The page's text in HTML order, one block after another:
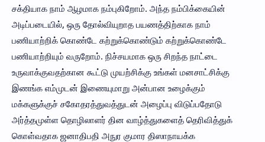
சக்தியாக நாம் ஆழமாக நம்புகிறோம். அந்த நம்பிக்கையின்
அடிப்படையில், ஒரு தோல்வியுறாத பயணத்திற்காக நாம்
பணியாற்றிக் கொண்டே கற்றுக்கொண்டும் கற்றுக்கொண்டே
பணியாற்றியும் வருறோம். நிச்சயமாக ஒரு சிறந்த நாட்டை
உருவாக்குவதற்கான கூட்டு முயற்சிக்கு உங்கள் மனசாட்சிக்கு
இணங்க எம்முடன் இணையுமாறு அன்பான உழைக்கும்
மக்களுக்குச் சகோதரத்துவத்துடன் அழைப்பு விடுப்பதோடு
அர்த்தமுள்ள தொழிலாளர் தின வாழ்த்துகளைத் தெரிவித்துக்
கொள்வதாக ஜனாதிபதி அநுர குமார திஸாநாயக்க